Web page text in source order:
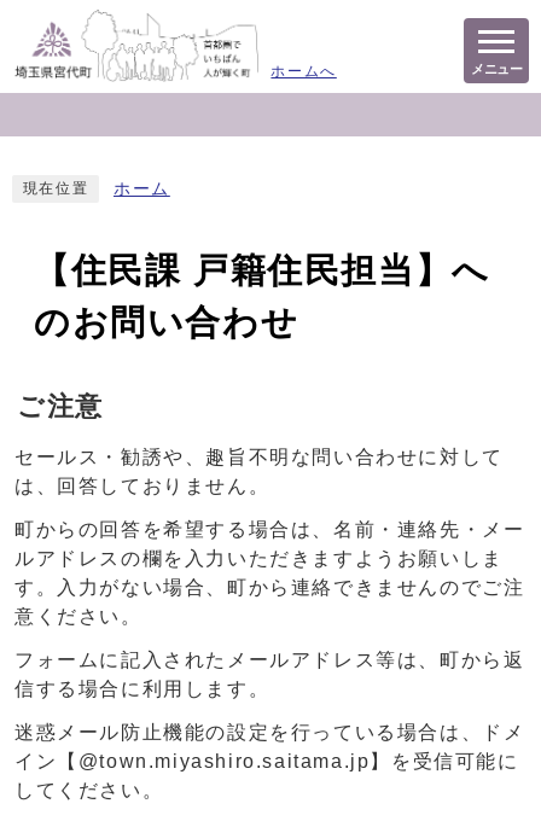
ホームへ メニュー
現在位置 ホーム
【住民課 戸籍住民担当】へ
のお問い合わせ
ご注意
セールス・勧誘や、趣旨不明な問い合わせに対して
は、回答しておりません。
町からの回答を希望する場合は、名前・連絡先・メー
ルアドレスの欄を入力いただきますようお願いしま
す。入力がない場合、町から連絡できませんのでご注
意ください。
フォームに記入されたメールアドレス等は、町から返
信する場合に利用します。
迷惑メール防止機能の設定を行っている場合は、ドメ
イン【@town.miyashiro.saitama.jp】を受信可能に
してください。